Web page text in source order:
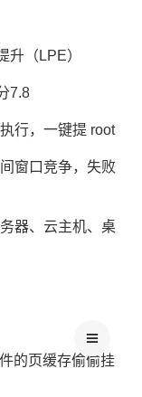
升（LPE）
7.8
行，一键提 root
窗口竞争，失败
器、云主机、桌
的页缓存偷偷挂